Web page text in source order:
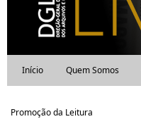
Início Quem Somos
Promoção da Leitura